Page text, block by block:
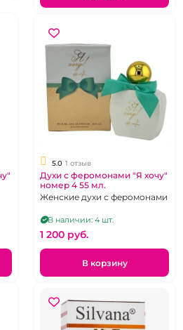
5.0 1 отзыв
Духи с феромонами "Я хочу"
номер 4 55 мл.
Женские духи с феромонами
В наличии: 4 шт.
1 200 pуб.
В корзину